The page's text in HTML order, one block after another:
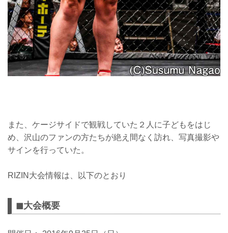
また、ケージサイドで観戦していた２人に子どもをはじ
め、沢山のファンの方たちが絶え間なく訪れ、写真撮影や
サインを行っていた。
RIZIN大会情報は、以下のとおり
◼︎大会概要